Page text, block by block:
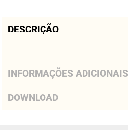
DESCRIÇÃO
INFORMAÇÕES ADICIONAIS
DOWNLOAD